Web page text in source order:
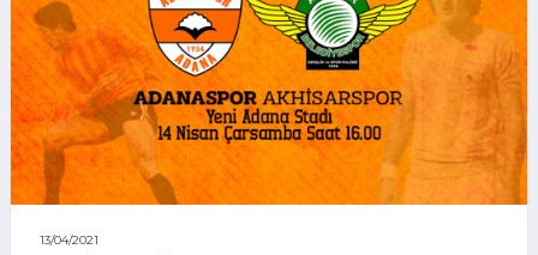
13/04/2021